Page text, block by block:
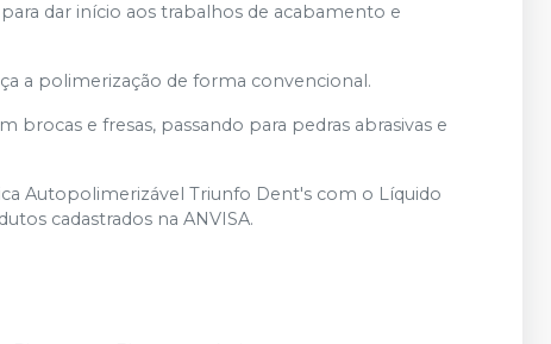
dar início aos trabalhos de acabamento e
a polimerização de forma convencional.
e fresas, passando para pedras abrasivas e
Autopolimerizável Triunfo Dent's com o Líquido
cadastrados na ANVISA.